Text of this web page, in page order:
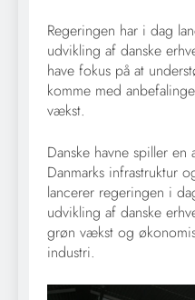
Regeringen har i dag
udvikling af danske
have fokus på at
komme med
vækst.
Danske havne spiller
Danmarks infrastruktur
lancerer regeringen i
udvikling af danske
grøn vækst og
industri.